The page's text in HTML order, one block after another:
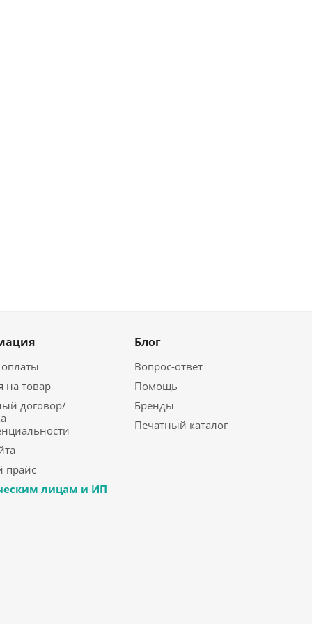
на товар
договор/
прайс
лицам и ИП
Блог
Вопрос-ответ
Помощь
Бренды
Печатный каталог